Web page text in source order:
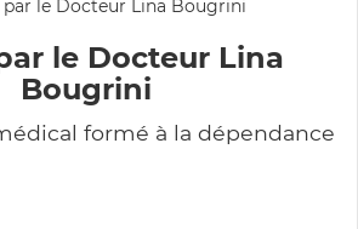
le Docteur Lina
Bougrini
formé à la dépendance